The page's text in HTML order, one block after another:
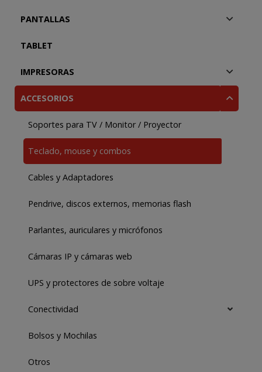
PANTALLAS
TABLET
IMPRESORAS
ACCESORIOS
Soportes para TV / Monitor / Proyector
Teclado, mouse y combos
Cables y Adaptadores
Pendrive, discos externos, memorias flash
Parlantes, auriculares y micrófonos
Cámaras IP y cámaras web
UPS y protectores de sobre voltaje
Conectividad
Bolsos y Mochilas
Otros